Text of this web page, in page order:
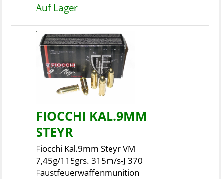
Auf Lager
FIOCCHI KAL.9MM
STEYR
Fiocchi Kal.9mm Steyr VM
7,45g/115grs. 315m/s-J 370
Faustfeuerwaffenmunition